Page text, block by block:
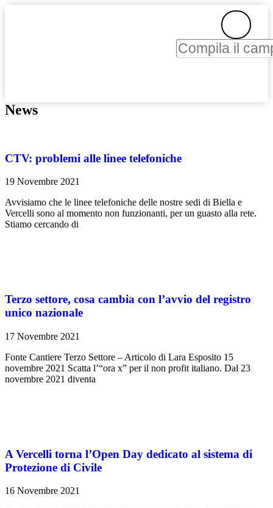
News
CTV: problemi alle linee telefoniche
19 Novembre 2021
Avvisiamo che le linee telefoniche delle nostre sedi di Biella e
Vercelli sono al momento non funzionanti, per un guasto alla rete.
Stiamo cercando di
Terzo settore, cosa cambia con l’avvio del registro
unico nazionale
17 Novembre 2021
Fonte Cantiere Terzo Settore – Articolo di Lara Esposito 15
novembre 2021 Scatta l’“ora x” per il non profit italiano. Dal 23
novembre 2021 diventa
A Vercelli torna l’Open Day dedicato al sistema di
Protezione di Civile
16 Novembre 2021